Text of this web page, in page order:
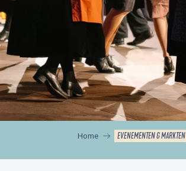
Home EVENEMENTEN & MARKTEN